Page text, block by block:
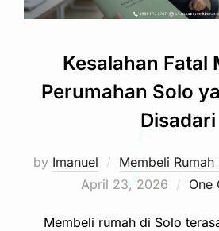
Kesalahan Fatal
Perumahan Solo
Disadari
by Imanuel Membeli
April 23, 2026 One
Membeli rumah di Solo